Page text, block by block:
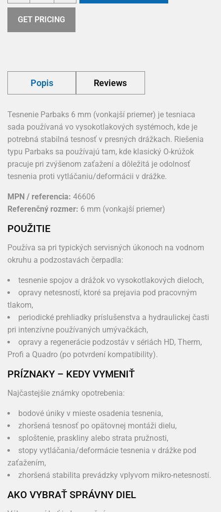
GET PRICING
Popis Reviews
Tesnenie Parbaks 6 mm (vonkajší priemer) je tesniaca
sada používaná vo vysokotlakových systémoch, kde je
potrebná stabilná tesnosť v presných drážkach. Riešenia
typu Parbaks sa používajú tam, kde klasický O-krúžok
pracuje pri zvýšenom zaťažení a dôležitá je odolnosť
tesnenia proti vytláčaniu/deformácii v drážke.
MPN / referencia: 46606
Referenčný rozmer: 6 mm (vonkajší priemer)
POUŽITIE
Používa sa pri typických servisných úkonoch na vodnom
okruhu a podzostavách čerpadla:
tesnenie spojov a drážok vo vysokotlakových dieloch,
opravy netesností, ktoré sa prejavia pod pracovným
tlakom,
periodické prehliadky príslušenstva a hydraulickej časti
pri intenzívne používaných umývačkách,
opravy a regenerácie podzostáv v sériách HD, Therm,
Profi a Quadro (po potvrdení kompatibility).
PRÍZNAKY – KEDY VYMENIŤ
Najčastejšie známky opotrebenia:
bodové úniky v mieste osadenia tesnenia,
zhoršená tesnosť po opätovnej montáži dielu,
sploštenie, praskliny alebo strata pružnosti,
stopy vytláčania/deformácie tesnenia v drážke pod
zaťažením,
zhoršená stabilita prevádzky vplyvom mikro-netesností.
AKO VYBRAŤ SPRÁVNY DIEL